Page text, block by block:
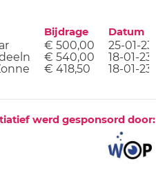
Bijdrage Datum
€ 500,00
25-01-23
€ 540,00
18-01-23
€ 418,50 18-01-23
werd gesponsord door: